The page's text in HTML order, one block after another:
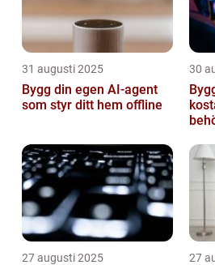
31 augusti 2025
Bygg din egen AI-agent
som styr ditt hem offline
30
27 augusti 2025 27